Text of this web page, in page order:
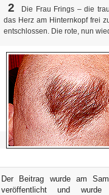
2
Die Frau Frings – die
das Herz am Hinternkopf frei
entschlossen. Die rote, nun
Der Beitrag wurde am
veröffentlicht und